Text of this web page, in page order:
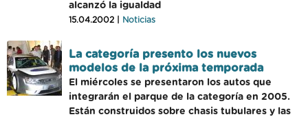
alcanzó la igualdad
15.04.2002 | Noticias
La categoría presento los nuevos
modelos de la próxima temporada
El miércoles se presentaron los autos que
integrarán el parque de la categoría en 2005.
Están construidos sobre chasis tubulares y las